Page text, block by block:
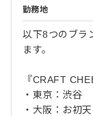
勤務地
以下8つのブラ
ます。
『CRAFT
・東京：渋谷
・大阪：お初